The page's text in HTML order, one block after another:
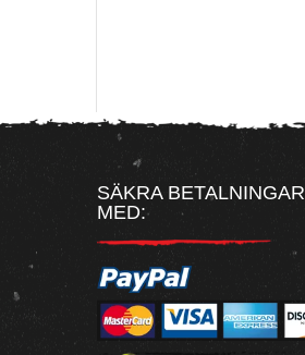
SÄKRA BETALNINGAR
MED: